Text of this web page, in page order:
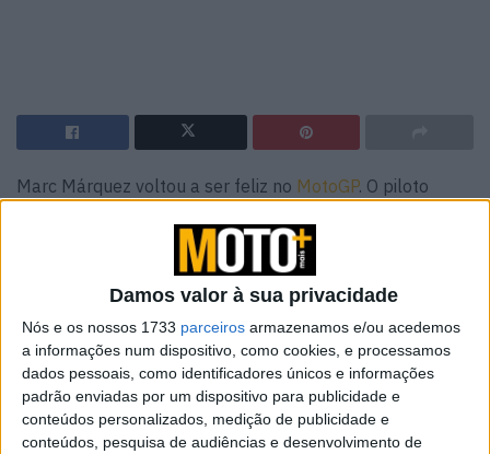
Damos valor à sua privacidade
Nós e os nossos 1733 parceiros armazenamos e/ou acedemos
a informações num dispositivo, como cookies, e processamos
dados pessoais, como identificadores únicos e informações
padrão enviadas por um dispositivo para publicidade e
conteúdos personalizados, medição de publicidade e
conteúdos, pesquisa de audiências e desenvolvimento de
Marc Márquez voltou a ser feliz no MotoGP. O piloto
exemplar, depois de muitas dificuldades nos últimos anos
ao serviço da Honda Repsol Team.
No entanto, com a equipa da Gresini Racing MotoGP, Marc
conseguiu voltar a ser o que era e terminou a época de
2024, na terceira posição da geral na classe rainha. Foi
uma época onde o próprio piloto admite ter esclarecido a
sua “cabeça” e que relançou a sua carreira.